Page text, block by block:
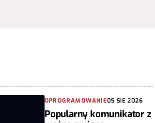
OPROGRAMOWANIE05 SIE 2026
Popularny komunikator z